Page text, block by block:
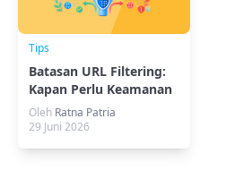
Tips
Batasan URL Filtering:
Kapan Perlu Keamanan
Tambahan?
Oleh Ratna Patria
29 Juni 2026